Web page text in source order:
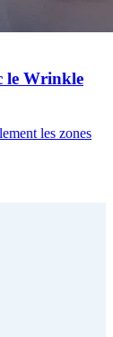
le Wrinkle
les zones